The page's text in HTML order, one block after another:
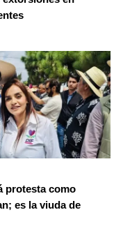
protesta como
es la viuda de